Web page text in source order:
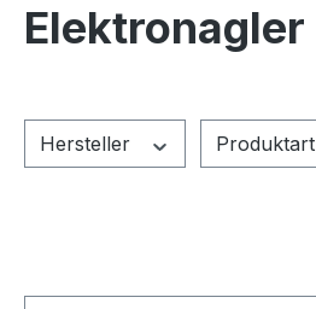
Elektronagler
Hersteller Produktart